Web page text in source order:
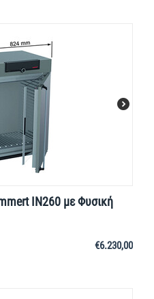
IN260 με Φυσική
€6.230,00